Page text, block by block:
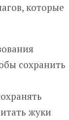
которые
сохранить
жуки